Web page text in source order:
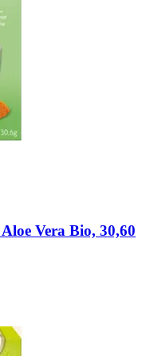
Vera Bio, 30,60